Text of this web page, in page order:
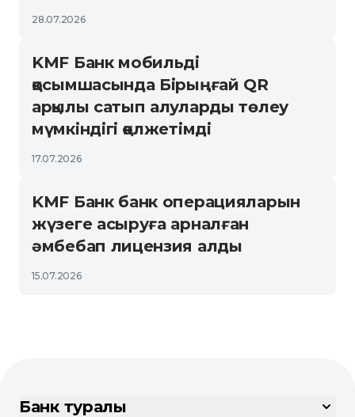
28.07.2026
KMF Банк мобильді
қосымшасында Бірыңғай QR
арқылы сатып алуларды төлеу
мүмкіндігі қолжетімді
17.07.2026
KMF Банк банк операцияларын
жүзеге асыруға арналған
әмбебап лицензия алды
15.07.2026
Банк туралы